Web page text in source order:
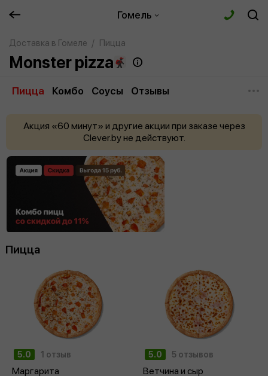
Гомель
Доставка в Гомеле Пицца
Monster pizza
Пицца Комбо Соусы Отзывы
Акция «60 минут» и другие акции при заказе через
Clever.by не действуют.
Пицца
5.0 1 отзыв
Маргарита
5.0 5 отзывов
Ветчина и сыр